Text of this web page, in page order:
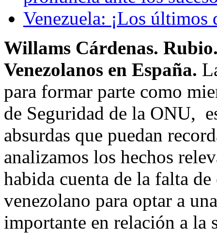
Venezuela: ¡Los últimos
Willams Cárdenas.
Venezolanos en España.
para formar parte como
de Seguridad de la ONU,
absurdas que puedan
analizamos los hechos
habida cuenta de la falta
venezolano para optar a
importante en relación a la